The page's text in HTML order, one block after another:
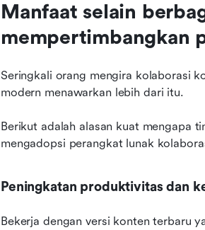
Manfaat selain
mempertimbangkan
Seringkali orang mengira kolaborasi
modern menawarkan lebih dari itu.
Berikut adalah alasan kuat mengapa
mengadopsi perangkat lunak
Peningkatan produktivitas dan
Bekerja dengan versi konten terbaru